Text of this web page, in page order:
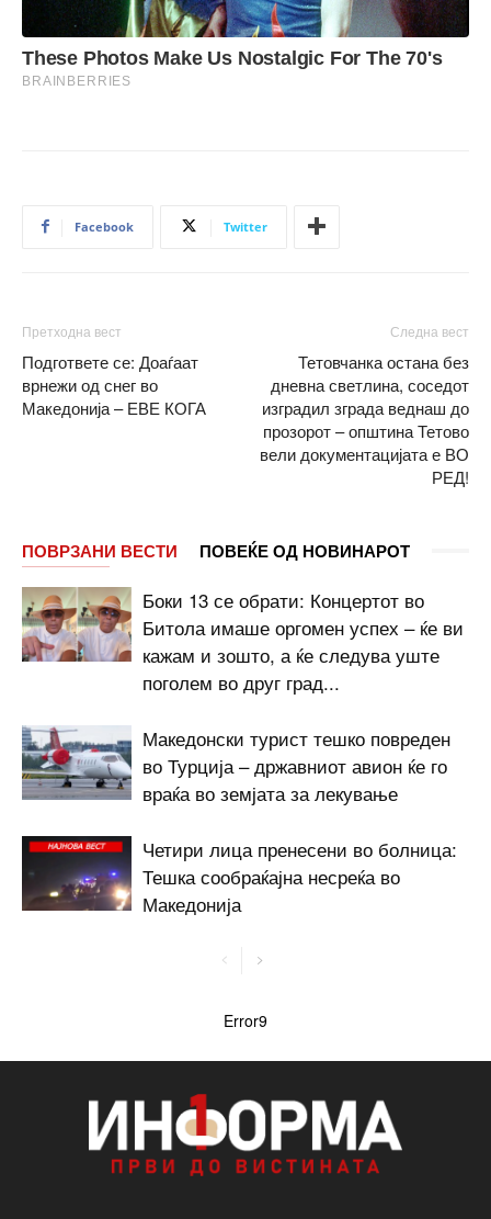
Facebook Twitter
Претходна вест
Подгответе се: Доаѓаат
врнежи од снег во
Македонија – ЕВЕ КОГА
Следна вест
Тетовчанка остана без
дневна светлина, соседот
изградил зграда веднаш до
прозорот – општина Тетово
вели документацијата е ВО
РЕД!
ПОВРЗАНИ ВЕСТИ ПОВЕЌЕ ОД НОВИНАРОТ
Боки 13 се обрати: Концертот во
Битола имаше оргомен успех – ќе ви
кажам и зошто, а ќе следува уште
поголем во друг град...
Македонски турист тешко повреден
во Турција – државниот авион ќе го
враќа во земјата за лекување
Четири лица пренесени во болница:
Тешка сообраќајна несреќа во
Македонија
Error9